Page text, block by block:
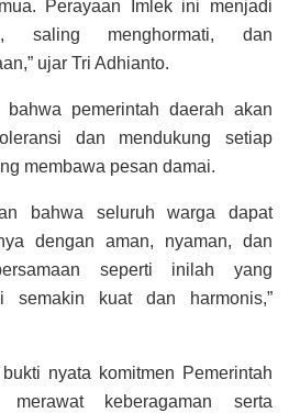
Perayaan Imlek ini menjadi
saling menghormati, dan
ujar Tri Adhianto.
bahwa pemerintah daerah akan
dan mendukung setiap
membawa pesan damai.
bahwa seluruh warga dapat
dengan aman, nyaman, dan
seperti inilah yang
semakin kuat dan harmonis,”
nyata komitmen Pemerintah
keberagaman serta